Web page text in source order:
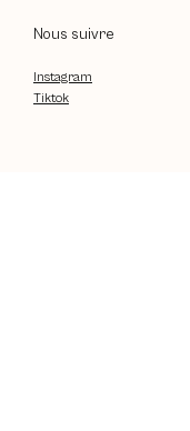
Nous suivre
Instagram
Tiktok